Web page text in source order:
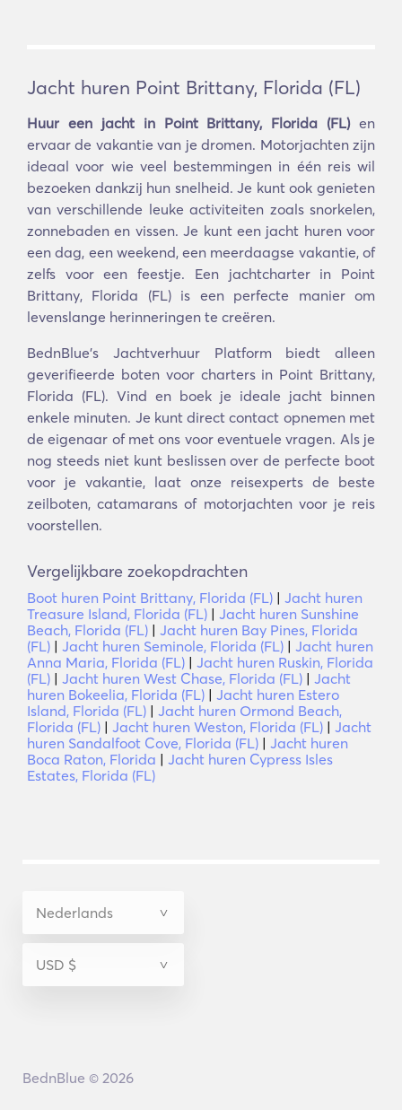
Jacht huren Point Brittany, Florida (FL)
Huur een jacht in Point Brittany, Florida (FL)en
ervaar de vakantie van je dromen. Motorjachten zijn
ideaal voor wie veel bestemmingen in één reis wil
bezoeken dankzij hun snelheid. Je kunt ook genieten
van verschillende leuke activiteiten zoals snorkelen,
zonnebaden en vissen. Je kunt een jacht huren voor
een dag, een weekend, een meerdaagse vakantie, of
zelfs voor een feestje. Een jachtcharter in Point
Brittany, Florida (FL) is een perfecte manier om
levenslange herinneringen te creëren.
BednBlue's Jachtverhuur Platform biedt alleen
geverifieerde boten voor charters in Point Brittany,
Florida (FL). Vind en boek je ideale jacht binnen
enkele minuten. Je kunt direct contact opnemen met
de eigenaar of met ons voor eventuele vragen. Als je
nog steeds niet kunt beslissen over de perfecte boot
voor je vakantie, laat onze reisexperts de beste
zeilboten, catamarans of motorjachten voor je reis
voorstellen.
Vergelijkbare zoekopdrachten
Boot huren Point Brittany, Florida (FL) | Jacht huren
Treasure Island, Florida (FL) | Jacht huren Sunshine
Beach, Florida (FL) | Jacht huren Bay Pines, Florida
(FL) | Jacht huren Seminole, Florida (FL) | Jacht huren
Anna Maria, Florida (FL) | Jacht huren Ruskin, Florida
(FL) | Jacht huren West Chase, Florida (FL) | Jacht
huren Bokeelia, Florida (FL) | Jacht huren Estero
Island, Florida (FL) | Jacht huren Ormond Beach,
Florida (FL) | Jacht huren Weston, Florida (FL) | Jacht
huren Sandalfoot Cove, Florida (FL) | Jacht huren
Boca Raton, Florida | Jacht huren Cypress Isles
Estates, Florida (FL)
BednBlue © 2026